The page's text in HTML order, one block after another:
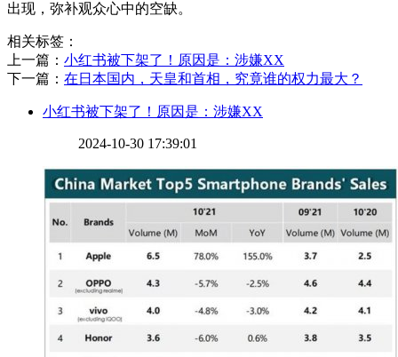
出现，弥补观众心中的空缺。
相关标签：
上一篇： ​小红书被下架了！原因是：涉嫌XX
下一篇： ​在日本国内，天皇和首相，究竟谁的权力最大？
​小红书被下架了！原因是：涉嫌XX
2024-10-30 17:39:01